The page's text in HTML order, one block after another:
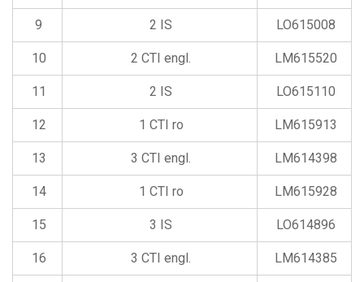
9 2 IS LO615008
10 2 CTI engl. LM615520
11 2 IS LO615110
12 1 CTI ro LM615913
13 3 CTI engl. LM614398
14 1 CTI ro LM615928
15 3 IS LO614896
16 3 CTI engl. LM614385